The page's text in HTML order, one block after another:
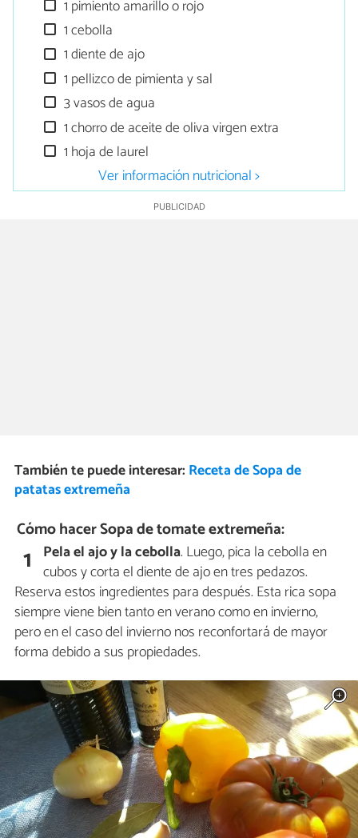
1 pimiento amarillo o rojo
1 cebolla
1 diente de ajo
1 pellizco de pimienta y sal
3 vasos de agua
1 chorro de aceite de oliva virgen extra
1 hoja de laurel
Ver información nutricional >
También te puede interesar: Receta de Sopa de
patatas extremeña
Cómo hacer Sopa de tomate extremeña:
1 Pela el ajo y la cebolla. Luego, pica la cebolla en
cubos y corta el diente de ajo en tres pedazos.
Reserva estos ingredientes para después. Esta rica sopa
siempre viene bien tanto en verano como en invierno,
pero en el caso del invierno nos reconfortará de mayor
forma debido a sus propiedades.